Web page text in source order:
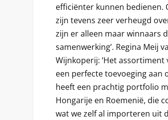
efficiënter kunnen bedienen.
zijn tevens zeer verheugd
zijn er alleen maar winnaars
samenwerking’. Regina Meij
Wijnkoperij: ‘Het
een perfecte toevoeging aan
heeft een prachtig portfolio
Hongarije en Roemenië, die
wat we zelf al importeren uit